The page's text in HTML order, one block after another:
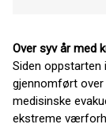
Over syv år med
Siden oppstarten
gjennomført over
medisinske
ekstreme